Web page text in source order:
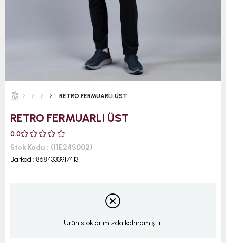
RETRO FERMUARLI ÜST
RETRO FERMUARLI ÜST
0.0
Stok Kodu
(11E24S002)
Barkod : 8684333917413
Ürün stoklarımızda kalmamıştır.